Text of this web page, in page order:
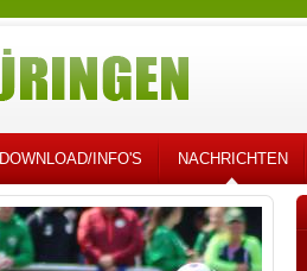
DOWNLOAD/INFO'S NACHRICHTEN